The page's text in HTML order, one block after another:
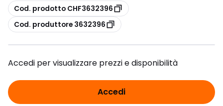
copia
Cod. prodotto CHF3632396
copia
Cod. produttore 3632396
Accedi per visualizzare prezzi e disponibilità
Accedi